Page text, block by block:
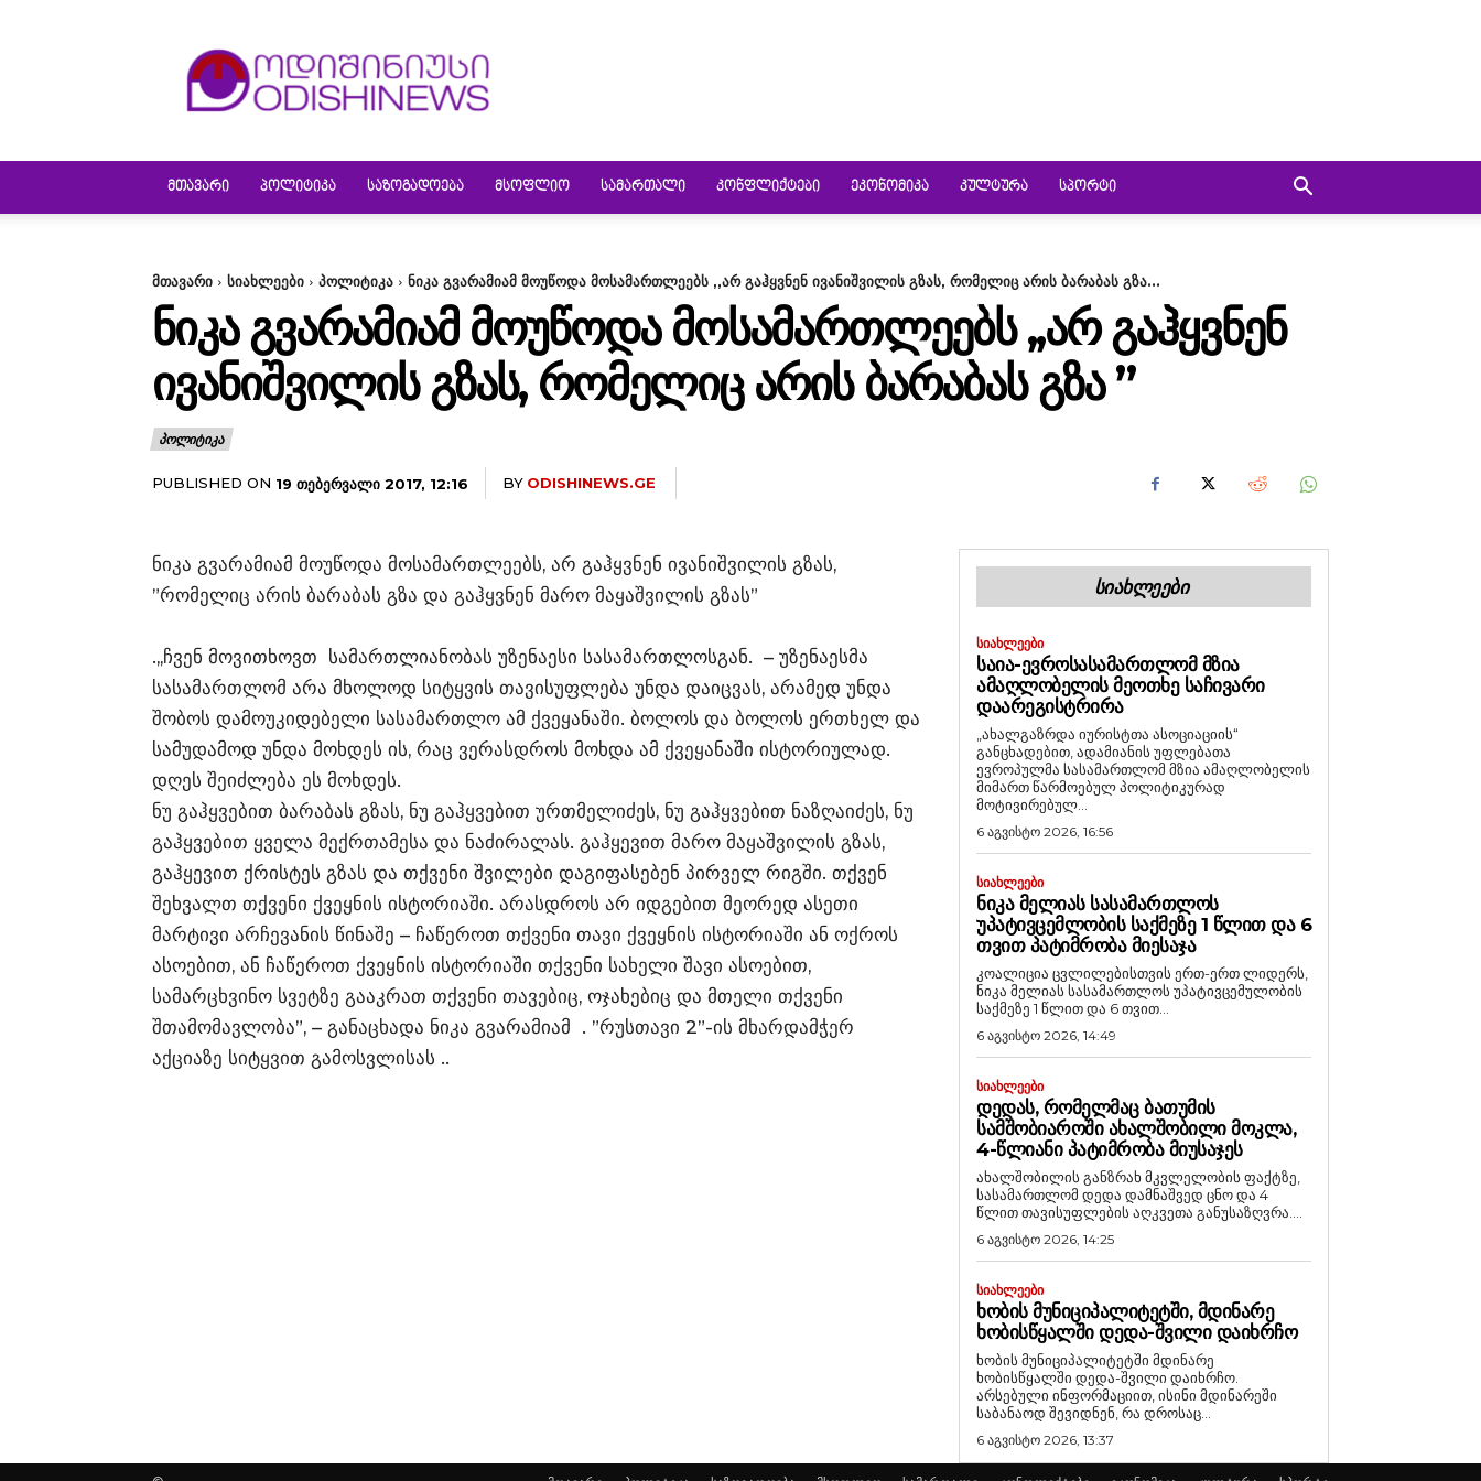
ᲛᲗᲐᲕᲐᲠᲘ ᲞᲝᲚᲘᲢᲘᲙᲐ ᲡᲐᲖᲝᲒᲐᲓᲝᲔᲑᲐ ᲛᲡᲝᲤᲚᲘᲝ ᲡᲐᲛᲐᲠᲗᲐᲚᲘ ᲙᲝᲜᲤᲚᲘᲥᲢᲔᲑᲘ ᲔᲙᲝᲜᲝᲛᲘᲙᲐ ᲙᲣᲚᲢᲣᲠᲐ ᲡᲞᲝᲠᲢᲘ
მთავარი სიახლეები პოლიტიკა ნიკა გვარამიამ მოუწოდა მოსამართლეებს ,,არ გაჰყვნენ ივანიშვილის გზას, რომელიც არის ბარაბას გზა...
ᲜᲘᲙᲐ ᲒᲕᲐᲠᲐᲛᲘᲐᲛ ᲛᲝᲣᲬᲝᲓᲐ ᲛᲝᲡᲐᲛᲐᲠᲗᲚᲔᲔᲑᲡ ,,ᲐᲠ ᲒᲐᲰᲧᲕᲜᲔᲜ
ᲘᲕᲐᲜᲘᲨᲕᲘᲚᲘᲡ ᲒᲖᲐᲡ, ᲠᲝᲛᲔᲚᲘᲪ ᲐᲠᲘᲡ ᲑᲐᲠᲐᲑᲐᲡ ᲒᲖᲐ ”
ᲞᲝᲚᲘᲢᲘᲙᲐ
PUBLISHED ON 19 ᲗᲔᲑᲔᲠᲕᲐᲚᲘ 2017, 12:16 BY ODISHINEWS.GE
ნიკა გვარამიამ მოუწოდა მოსამართლეებს, არ გაჰყვნენ ივანიშვილის გზას,
”რომელიც არის ბარაბას გზა და გაჰყვნენ მარო მაყაშვილის გზას”
.,,ჩვენ მოვითხოვთ სამართლიანობას უზენაესი სასამართლოსგან. – უზენაესმა
სასამართლომ არა მხოლოდ სიტყვის თავისუფლება უნდა დაიცვას, არამედ უნდა
შობოს დამოუკიდებელი სასამართლო ამ ქვეყანაში. ბოლოს და ბოლოს ერთხელ და
სამუდამოდ უნდა მოხდეს ის, რაც ვერასდროს მოხდა ამ ქვეყანაში ისტორიულად.
დღეს შეიძლება ეს მოხდეს.
ნუ გაჰყვებით ბარაბას გზას, ნუ გაჰყვებით ურთმელიძეს, ნუ გაჰყვებით ნაზღაიძეს, ნუ
გაჰყვებით ყველა მექრთამესა და ნაძირალას. გაჰყევით მარო მაყაშვილის გზას,
გაჰყევით ქრისტეს გზას და თქვენი შვილები დაგიფასებენ პირველ რიგში. თქვენ
შეხვალთ თქვენი ქვეყნის ისტორიაში. არასდროს არ იდგებით მეორედ ასეთი
მარტივი არჩევანის წინაშე – ჩაწეროთ თქვენი თავი ქვეყნის ისტორიაში ან ოქროს
ასოებით, ან ჩაწეროთ ქვეყნის ისტორიაში თქვენი სახელი შავი ასოებით,
სამარცხვინო სვეტზე გააკრათ თქვენი თავებიც, ოჯახებიც და მთელი თქვენი
შთამომავლობა”, – განაცხადა ნიკა გვარამიამ . ”რუსთავი 2”-ის მხარდამჭერ
აქციაზე სიტყვით გამოსვლისას ..
ᲡᲘᲐᲮᲚᲔᲔᲑᲘ
ᲡᲘᲐᲮᲚᲔᲔᲑᲘ
ᲡᲐᲘᲐ-ᲔᲕᲠᲝᲡᲐᲡᲐᲛᲐᲠᲗᲚᲝᲛ ᲛᲖᲘᲐ
ᲐᲛᲐᲦᲚᲝᲑᲔᲚᲘᲡ ᲛᲔᲝᲗᲮᲔ ᲡᲐᲩᲘᲕᲐᲠᲘ
ᲓᲐᲐᲠᲔᲒᲘᲡᲢᲠᲘᲠᲐ
„ახალგაზრდა იურისტთა ასოციაციის“
განცხადებით, ადამიანის უფლებათა
ევროპულმა სასამართლომ მზია ამაღლობელის
მიმართ წარმოებულ პოლიტიკურად
მოტივირებულ...
6 აგვისტო 2026, 16:56
ᲡᲘᲐᲮᲚᲔᲔᲑᲘ
ᲜᲘᲙᲐ ᲛᲔᲚᲘᲐᲡ ᲡᲐᲡᲐᲛᲐᲠᲗᲚᲝᲡ
ᲣᲞᲐᲢᲘᲕᲪᲔᲛᲚᲝᲑᲘᲡ ᲡᲐᲥᲛᲔᲖᲔ 1 ᲬᲚᲘᲗ ᲓᲐ 6
ᲗᲕᲘᲗ ᲞᲐᲢᲘᲛᲠᲝᲑᲐ ᲛᲘᲔᲡᲐᲯᲐ
კოალიცია ცვლილებისთვის ერთ-ერთ ლიდერს,
ნიკა მელიას სასამართლოს უპატივცემულობის
საქმეზე 1 წლით და 6 თვით...
6 აგვისტო 2026, 14:49
ᲡᲘᲐᲮᲚᲔᲔᲑᲘ
ᲓᲔᲓᲐᲡ, ᲠᲝᲛᲔᲚᲛᲐᲪ ᲑᲐᲗᲣᲛᲘᲡ
ᲡᲐᲛᲨᲝᲑᲘᲐᲠᲝᲨᲘ ᲐᲮᲐᲚᲨᲝᲑᲘᲚᲘ ᲛᲝᲙᲚᲐ,
4-ᲬᲚᲘᲐᲜᲘ ᲞᲐᲢᲘᲛᲠᲝᲑᲐ ᲛᲘᲣᲡᲐᲯᲔᲡ
ახალშობილის განზრახ მკვლელობის ფაქტზე,
სასამართლომ დედა დამნაშვედ ცნო და 4
წლით თავისუფლების აღკვეთა განუსაზღვრა....
6 აგვისტო 2026, 14:25
ᲡᲘᲐᲮᲚᲔᲔᲑᲘ
ᲮᲝᲑᲘᲡ ᲛᲣᲜᲘᲪᲘᲞᲐᲚᲘᲢᲔᲢᲨᲘ, ᲛᲓᲘᲜᲐᲠᲔ
ᲮᲝᲑᲘᲡᲬᲧᲐᲚᲨᲘ ᲓᲔᲓᲐ-ᲨᲕᲘᲚᲘ ᲓᲐᲘᲮᲠᲩᲝ
ხობის მუნიციპალიტეტში მდინარე
ხობისწყალში დედა-შვილი დაიხრჩო.
არსებული ინფორმაციით, ისინი მდინარეში
საბანაოდ შევიდნენ, რა დროსაც...
6 აგვისტო 2026, 13:37